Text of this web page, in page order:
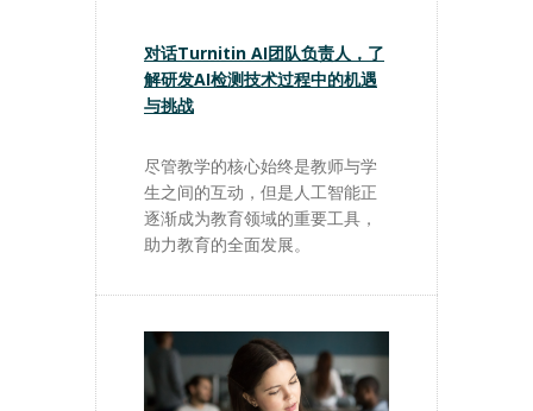
对话Turnitin AI团队负责人，了
解研发AI检测技术过程中的机遇
与挑战
尽管教学的核心始终是教师与学
生之间的互动，但是人工智能正
逐渐成为教育领域的重要工具，
助力教育的全面发展。